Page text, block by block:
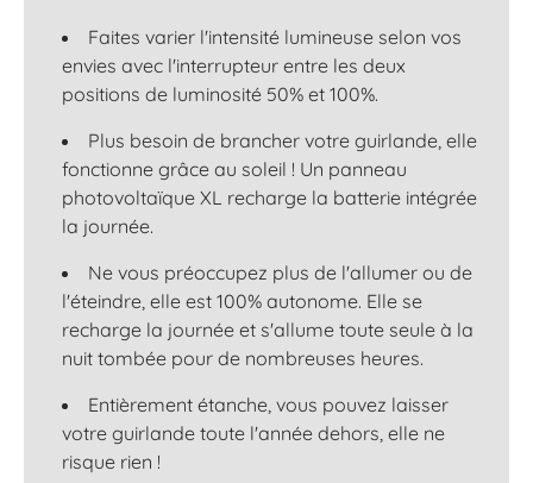
Faites varier l'intensité lumineuse selon vos
envies avec l'interrupteur entre les deux
positions de luminosité 50% et 100%.
Plus besoin de brancher votre guirlande, elle
fonctionne grâce au soleil ! Un panneau
photovoltaïque XL recharge la batterie intégrée
la journée.
Ne vous préoccupez plus de l'allumer ou de
l'éteindre, elle est 100% autonome. Elle se
recharge la journée et s'allume toute seule à la
nuit tombée pour de nombreuses heures.
Entièrement étanche, vous pouvez laisser
votre guirlande toute l'année dehors, elle ne
risque rien !